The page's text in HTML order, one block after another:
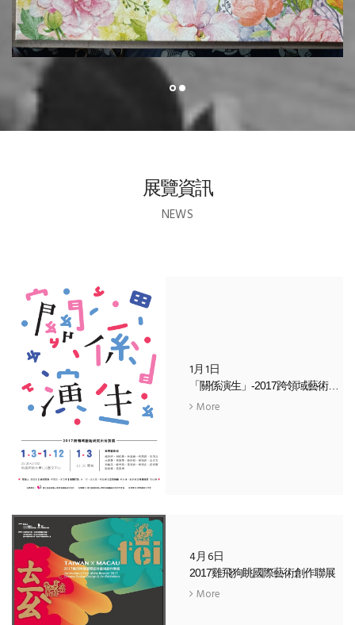
展覽資訊
NEWS
1月1日
「關係演生」-2017跨領域藝術研究所所友展
More
4月6日
2017雞飛狗眺國際藝術創作聯展
More